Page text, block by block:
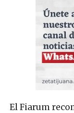
El Fiarum